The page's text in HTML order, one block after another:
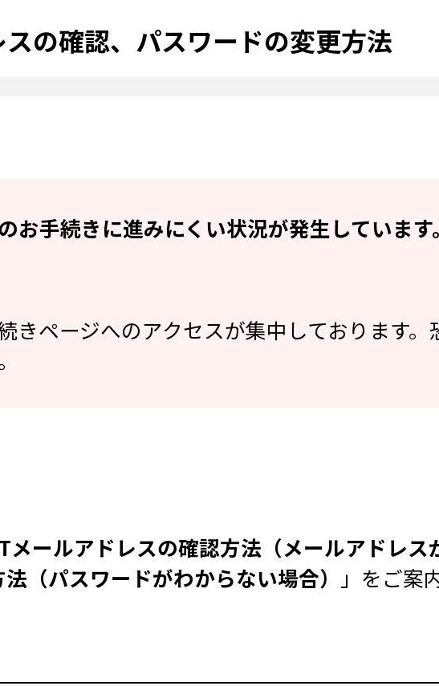
の確認、パスワードの変更方法
手続きに進みにくい状況が発生しています。
きページへのアクセスが集中しております
メールアドレスの確認方法（メールアドレス
（パスワードがわからない場合） 」をご案